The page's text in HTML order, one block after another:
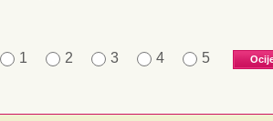
1 2 3 4 5